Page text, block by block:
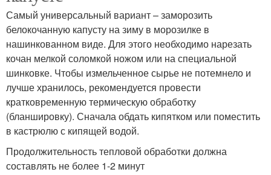
Самый универсальный вариант – заморозить
белокочанную капусту на зиму в морозилке в
нашинкованном виде. Для этого необходимо нарезать
кочан мелкой соломкой ножом или на специальной
шинковке. Чтобы измельченное сырье не потемнело и
лучше хранилось, рекомендуется провести
кратковременную термическую обработку
(бланшировку). Сначала обдать кипятком или поместить
в кастрюлю с кипящей водой.
Продолжительность тепловой обработки должна
составлять не более 1-2 минут